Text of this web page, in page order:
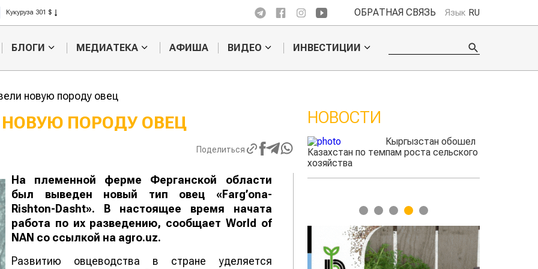
Рис 408 $
Пшеница 423 $
ОБРАТНАЯ СВЯЗЬ Язык RU
БЛОГИ МЕДИАТЕКА АФИША ВИДЕО ИНВЕСТИЦИИ
новую породу овец
НОВУЮ ПОРОДУ ОВЕЦ
Поделиться
На племенной ферме Ферганской области
был выведен новый тип овец «Farg’ona-
Rishton-Dasht». В настоящее время начата
работа по их разведению, сообщает World of
NAN со ссылкой на agro.uz.
Развитию овцеводства в стране уделяется
НОВОСТИ
Кыргызстан обошел
Казахстан по темпам роста сельского
Ученые нашли
способ повысить
1 2 3 4 5